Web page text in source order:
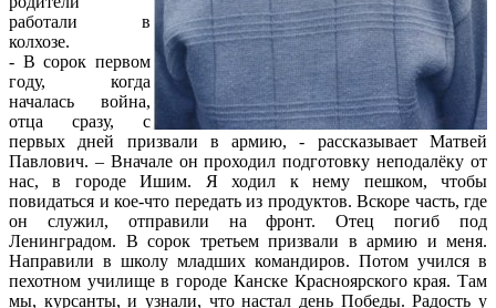
работали в
колхозе.
- В сорок первом
году, когда
началась война,
отца сразу, с
первых дней призвали в армию, - рассказывает Матвей
Павлович. – Вначале он проходил подготовку неподалёку от
нас, в городе Ишим. Я ходил к нему пешком, чтобы
повидаться и кое-что передать из продуктов. Вскоре часть, где
он служил, отправили на фронт. Отец погиб под
Ленинградом. В сорок третьем призвали в армию и меня.
Направили в школу младших командиров. Потом учился в
пехотном училище в городе Канске Красноярского края. Там
мы, курсанты, и узнали, что настал день Победы. Радость у